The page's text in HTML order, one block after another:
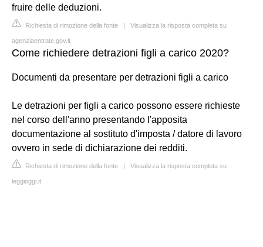
fruire delle deduzioni.
Richiesta di rimozione della fonte | Visualizza la risposta completa su
agenziaentrate.gov.it
Come richiedere detrazioni figli a carico 2020?
Documenti da presentare per detrazioni figli a carico
Le detrazioni per figli a carico possono essere richieste
nel corso dell'anno presentando l'apposita
documentazione al sostituto d'imposta / datore di lavoro
ovvero in sede di dichiarazione dei redditi.
Richiesta di rimozione della fonte | Visualizza la risposta completa su
leggioggi.it